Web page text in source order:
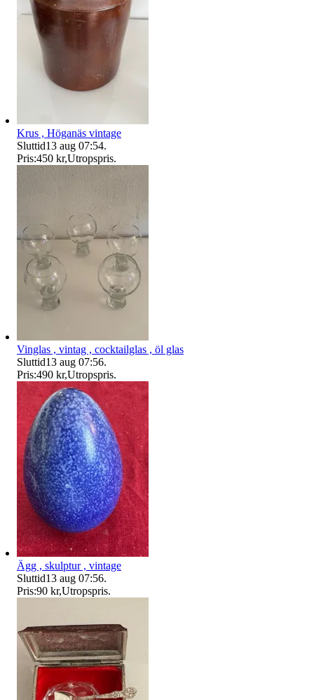
Krus , Höganäs vintage
Sluttid13 aug 07:54.
Pris:450 kr,Utropspris.
Vinglas , vintag , cocktailglas , öl glas
Sluttid13 aug 07:56.
Pris:490 kr,Utropspris.
Ägg , skulptur , vintage
Sluttid13 aug 07:56.
Pris:90 kr,Utropspris.